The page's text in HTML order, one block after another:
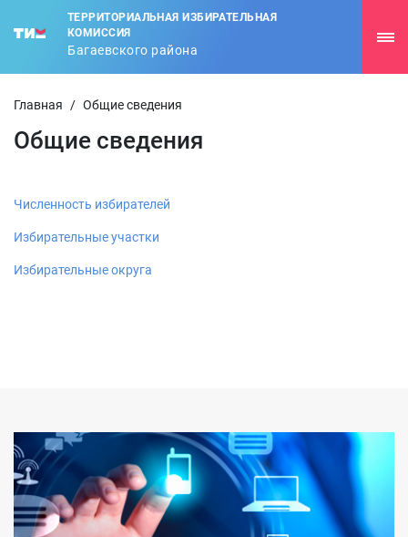
ТЕРРИТОРИАЛЬНАЯ ИЗБИРАТЕЛЬНАЯ
КОМИССИЯ
Багаевского района
Главная / Общие сведения
Общие сведения
Численность избирателей
Избирательные участки
Избирательные округа